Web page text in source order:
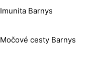
Imunita Barnys
Močové cesty Barnys